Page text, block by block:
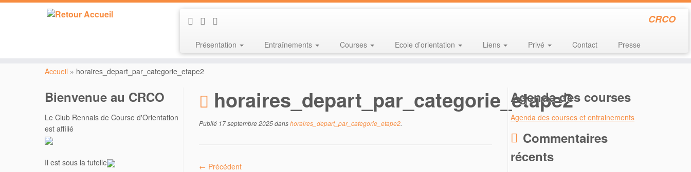
CRCO
Présentation Entraînements Courses Ecole d’orientation Liens Privé Contact Presse
Accueil » horaires_depart_par_categorie_etape2
Bienvenue au CRCO
Le Club Rennais de Course d'Orientation
est affilié
Il est sous la tutelle
horaires_depart_par_categorie_etape2
Publié 17 septembre 2025danshoraires_depart_par_categorie_etape2.
← Précédent
Agenda des courses
Agenda des courses et entrainements
Commentaires
récents